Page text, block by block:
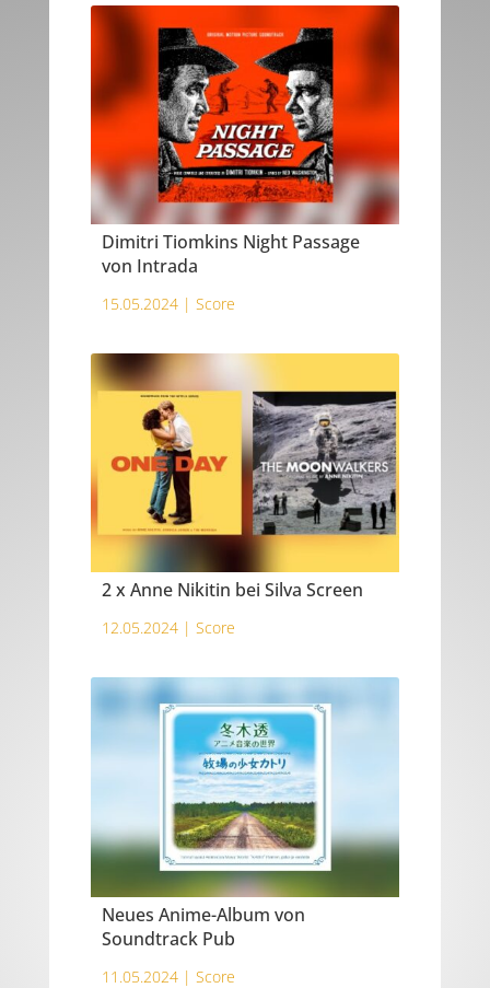
Dimitri Tiomkins Night Passage
von Intrada
15.05.2024 | Score
2 x Anne Nikitin bei Silva Screen
12.05.2024 | Score
Neues Anime-Album von
Soundtrack Pub
11.05.2024 | Score